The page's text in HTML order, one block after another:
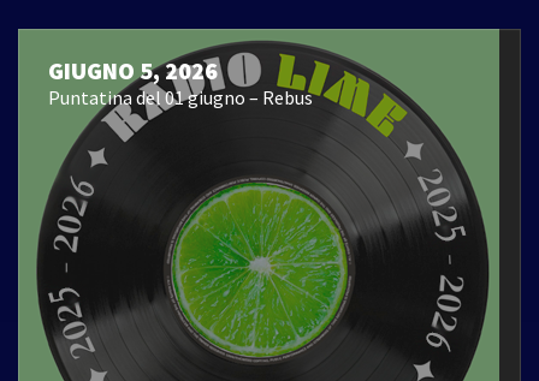
GIUGNO 5, 2026
Puntatina del 01 giugno – Rebus